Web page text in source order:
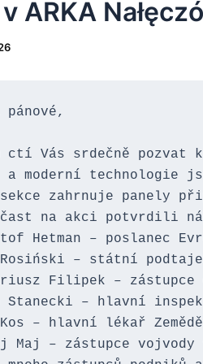
ARKA
pánové,
ctí Vás srdečně pozvat
a moderní technologie
zahrnuje panely
na akci potvrdili
Hetman – poslanec
Rosiński – státní
Filipek – zástupce
Stanecki – hlavní
Kos – hlavní lékař
Maj – zástupce